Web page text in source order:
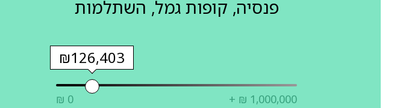
פנסיה, קופות גמל, השתלמות
₪126,403
₪ 0 + ₪ 1,000,000